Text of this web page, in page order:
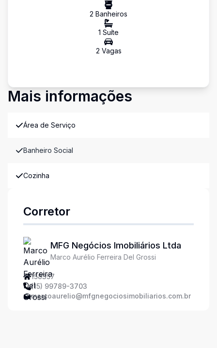
2 Banheiros
1 Suíte
2 Vagas
Mais informações
Área de Serviço
Banheiro Social
Cozinha
Corretor
MFG Negócios Imobiliários Ltda
Marco Aurélio Ferreira Del Grossi
158357
(15) 99789-3703
marcoaurelio@mfgnegociosimobiliarios.com.br